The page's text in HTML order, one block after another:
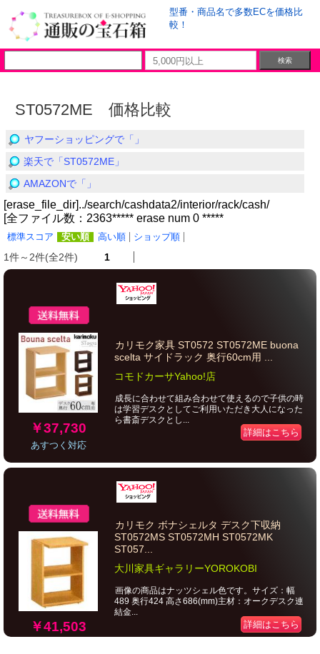
型番・商品名で多数ECを価格比
較！
ST0572ME 価格比較
ヤフーショッピングで「」
楽天で「ST0572ME」
AMAZONで「」
[erase_file_dir]../search/cashdata2/interior/rack/cash/
[全ファイル数：2363***** erase num 0 *****
標準スコア 安い順 高い順 ショップ順
1件～2件(全2件) 1
￥37,730
あすつく対応
カリモク家具 ST0572 ST0572ME buona
scelta サイドラック 奥行60cm用 ...
コモドカーサYahoo!店
成長に合わせて組み合わせて使えるので子供の時
は学習デスクとしてご利用いただき大人になった
ら書斎デスクとし...
詳細はこちら
￥41,503
カリモク ボナシェルタ デスク下収納
ST0572MS ST0572MH ST0572MK
ST057...
大川家具ギャラリーYOROKOBI
画像の商品はナッツシェル色です。サイズ：幅
489 奥行424 高さ686(mm)主材：オークデスク連
結金...
詳細はこちら